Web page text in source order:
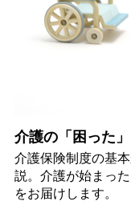
介護の「困った
介護保険制度の基
説。介護が始まっ
をお届けします。